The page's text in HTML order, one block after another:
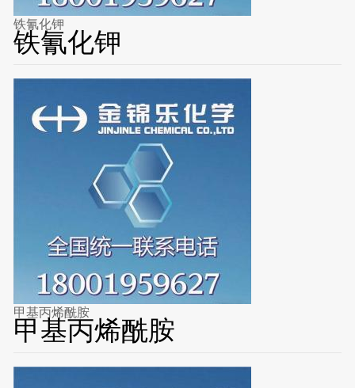
铁氰化钾
铁氰化钾
甲基丙烯酰胺
甲基丙烯酰胺